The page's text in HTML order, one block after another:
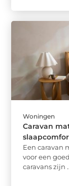
Woningen
Caravan
Een caravan
voor een
caravans zijn